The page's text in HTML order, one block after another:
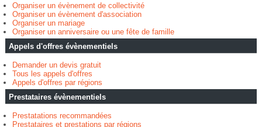
Organiser un évènement de collectivité
Organiser un évènement d'association
Organiser un mariage
Organiser un anniversaire ou une fête de famille
Appels d'offres évènementiels
Demander un devis gratuit
Tous les appels d'offres
Appels d'offres par régions
Prestataires évènementiels
Prestatations recommandées
Prestataires et prestations par régions